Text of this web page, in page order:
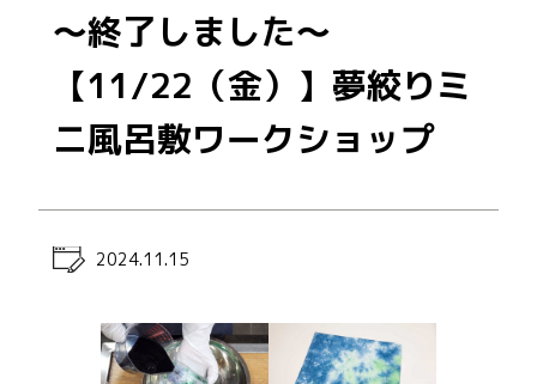
～終了しました～
【11/22（金）】夢絞りミ
ニ風呂敷ワークショップ
2024.11.15